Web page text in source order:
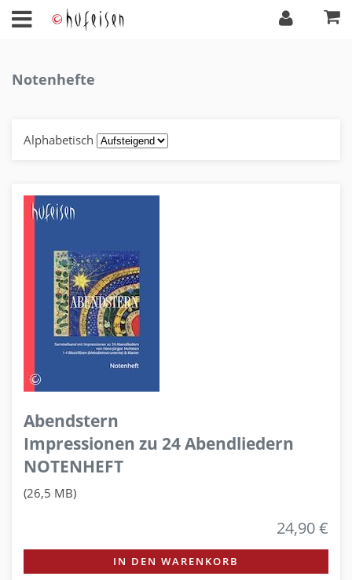
Notenhefte
Alphabetisch
Abendstern
Impressionen zu 24 Abendliedern
NOTENHEFT
(26,5 MB)
24,90 €
IN DEN WARENKORB